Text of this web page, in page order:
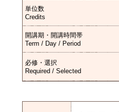
単位数
Credits
開講期・開講時間帯
Term / Day / Period
必修・選択
Required / Selected